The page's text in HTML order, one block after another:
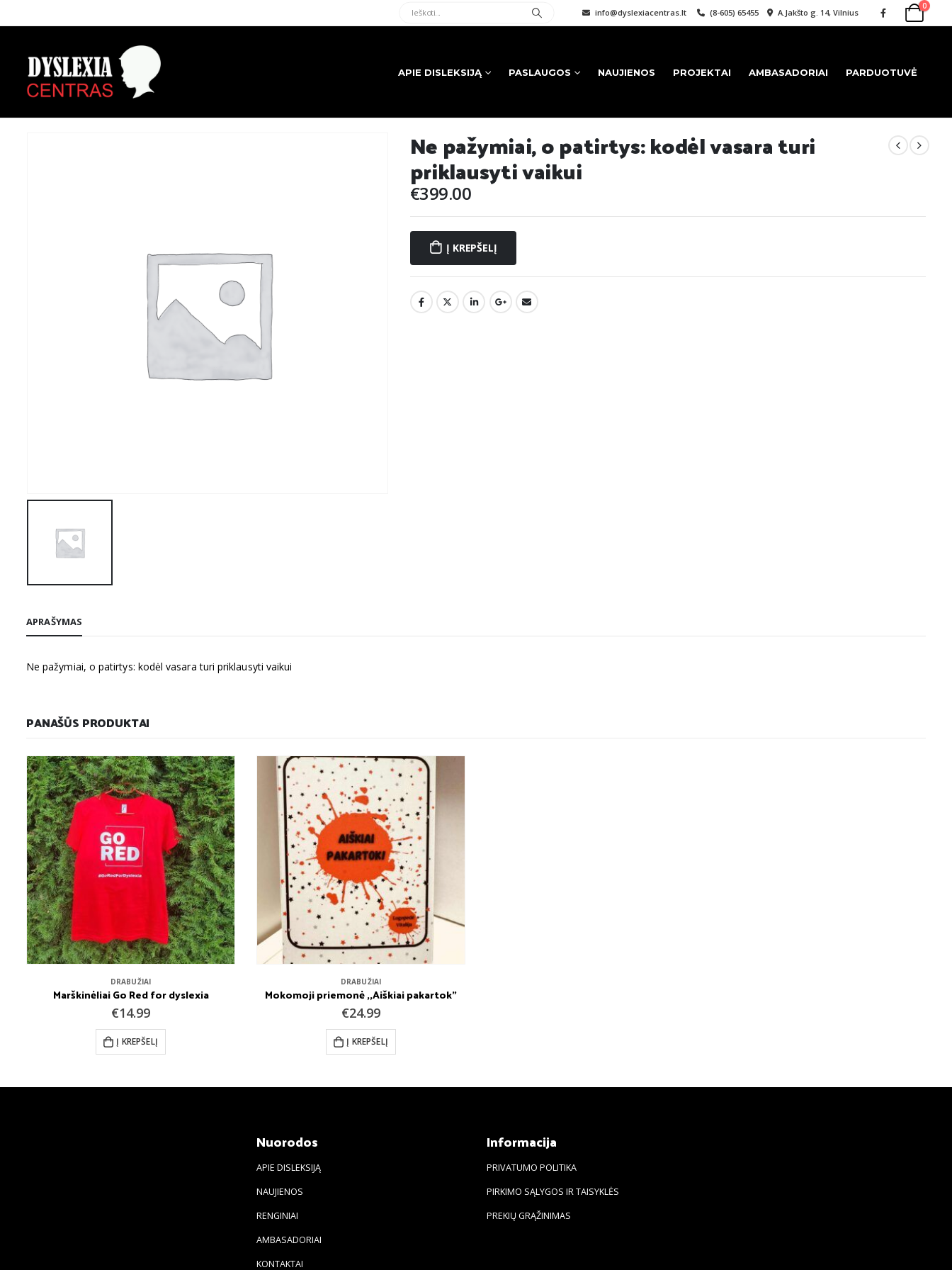
info@dyslexiacentras.lt (8-605) 65455 A.Jakšto g. 14, Vilnius
0
APIE DISLEKSIJĄ PASLAUGOS NAUJIENOS PROJEKTAI AMBASADORIAI PARDUOTUVĖ
Ne pažymiai, o patirtys: kodėl vasara turi
priklausyti vaikui
€399.00
Į KREPŠELĮ
APRAŠYMAS
Ne pažymiai, o patirtys: kodėl vasara turi priklausyti vaikui
PANAŠŪS PRODUKTAI
DRABUŽIAI
Marškinėliai Go Red for dyslexia
€14.99
Į KREPŠELĮ
DRABUŽIAI
Mokomoji priemonė ,,Aiškiai pakartok”
€24.99
Į KREPŠELĮ
Nuorodos
APIE DISLEKSIJĄ
NAUJIENOS
RENGINIAI
AMBASADORIAI
KONTAKTAI
Informacija
PRIVATUMO POLITIKA
PIRKIMO SĄLYGOS IR TAISYKLĖS
PREKIŲ GRĄŽINIMAS